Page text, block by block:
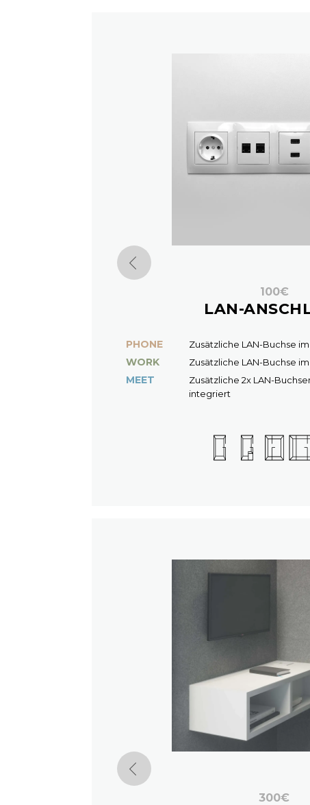
100€
LAN-
PHONE
WORK
MEET
Zusätzliche LAN-Buchse
Zusätzliche LAN-Buchse
Zusätzliche 2x LAN-
integriert
300€